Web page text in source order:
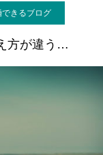
きるブログ
方が違う…